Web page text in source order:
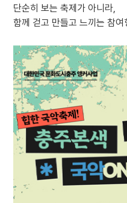
단순히 보는 축제가 아니라,
함께 걷고 만들고 느끼는 참